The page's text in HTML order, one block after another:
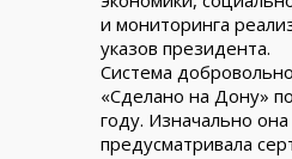
и мониторинга
указов президента.
Система
«Сделано на Дону»
году. Изначально она
предусматривала